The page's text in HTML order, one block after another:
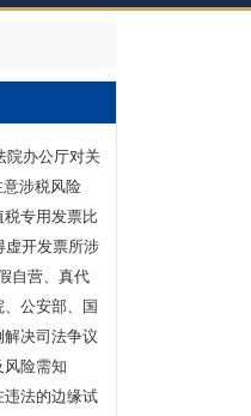
院办公厅对关
进项税额”行
意涉税风险
税专用发票比
虚开发票所涉
自营、真代
公安部、国
认罪认罚从
决司法争议
险需知
法的边缘试